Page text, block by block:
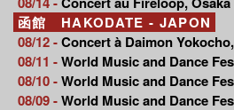
函館 HAKODATE - JAPON
08/12 -Concert à Daimon
08/11 -World Music and Dance
08/10 -World Music and Dance
08/09 -World Music and Dance